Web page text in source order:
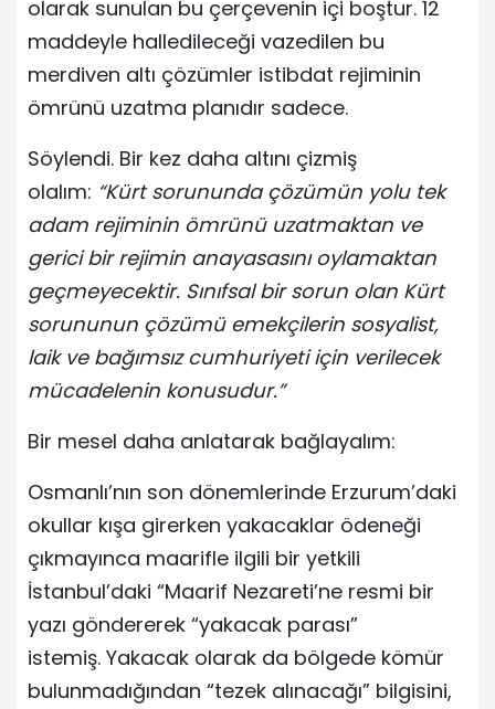
olarak sunulan bu çerçevenin içi boştur. 12
maddeyle halledileceği vazedilen bu
merdiven altı çözümler istibdat rejiminin
ömrünü uzatma planıdır sadece.
Söylendi. Bir kez daha altını çizmiş
olalım: “Kürt sorununda çözümün yolu tek
adam rejiminin ömrünü uzatmaktan ve
gerici bir rejimin anayasasını oylamaktan
geçmeyecektir. Sınıfsal bir sorun olan Kürt
sorununun çözümü emekçilerin sosyalist,
laik ve bağımsız cumhuriyeti için verilecek
mücadelenin konusudur.”
Bir mesel daha anlatarak bağlayalım:
Osmanlı’nın son dönemlerinde Erzurum’daki
okullar kışa girerken yakacaklar ödeneği
çıkmayınca maarifle ilgili bir yetkili
İstanbul’daki “Maarif Nezareti’ne resmi bir
yazı göndererek “yakacak parası”
istemiş. Yakacak olarak da bölgede kömür
bulunmadığından “tezek alınacağı” bilgisini,